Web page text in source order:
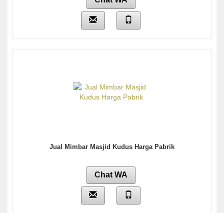
Jual Mimbar Masjid Kudus Harga Pabrik
Chat WA